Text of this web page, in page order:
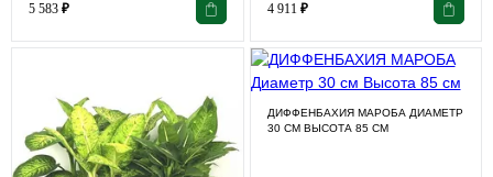
5 583 ₽ 4 911 ₽
ДИФФЕНБАХИЯ МАРОБА ДИАМЕТР
30 СМ ВЫСОТА 85 СМ